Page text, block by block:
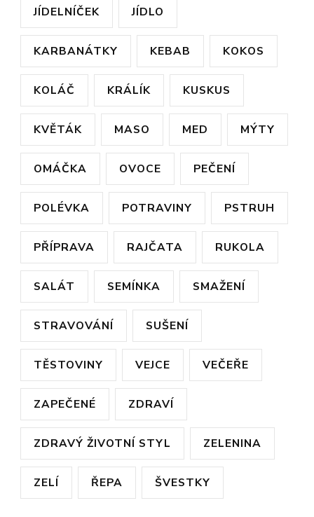
JÍDELNÍČEK JÍDLO
KARBANÁTKY KEBAB KOKOS
KOLÁČ KRÁLÍK KUSKUS
KVĚTÁK MASO MED MÝTY
OMÁČKA OVOCE PEČENÍ
POLÉVKA POTRAVINY PSTRUH
PŘÍPRAVA RAJČATA RUKOLA
SALÁT SEMÍNKA SMAŽENÍ
STRAVOVÁNÍ SUŠENÍ
TĚSTOVINY VEJCE VEČEŘE
ZAPEČENÉ ZDRAVÍ
ZDRAVÝ ŽIVOTNÍ STYL ZELENINA
ZELÍ ŘEPA ŠVESTKY